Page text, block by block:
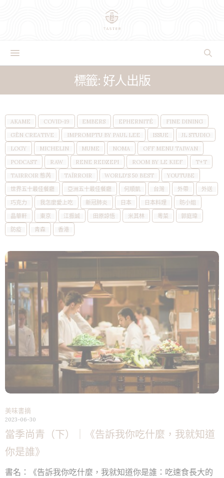
標籤: 好人出版
AKAME COVID-19 EMBERS EPHERNITÉ
FINE DINING
GĒN CREATIVE
IMPROMPTU BY PAUL LEE ISSUE
JL STUDIO
LOGY
MICHELIN MUME NOMA
OFF MENU TAIWAN
PODCAST
RAW RENE REDZEPI ROOM BY LE KIEF
T+T
TAIRROIR 態芮
TAÏRROIR WORLD'S 50 BEST
YOUTUBE
世界五十最佳餐廳
亞洲五十最佳餐廳 何順凱 台灣 外帶
外送
巧克力
我怎麼愛上吃 新冠肺炎 日本 日本料理
昉小姐
晶華軒
東京 江振誠 田原諒悟 米其林 粵菜
郭庭瑋
防疫
青森 香港
美味書摘
2023-06-30
當季尚青（下）｜《告訴我你吃什麼，我就知道
你是誰》
書名：《告訴我你吃什麼，我就知道你是誰：吃速食長大的